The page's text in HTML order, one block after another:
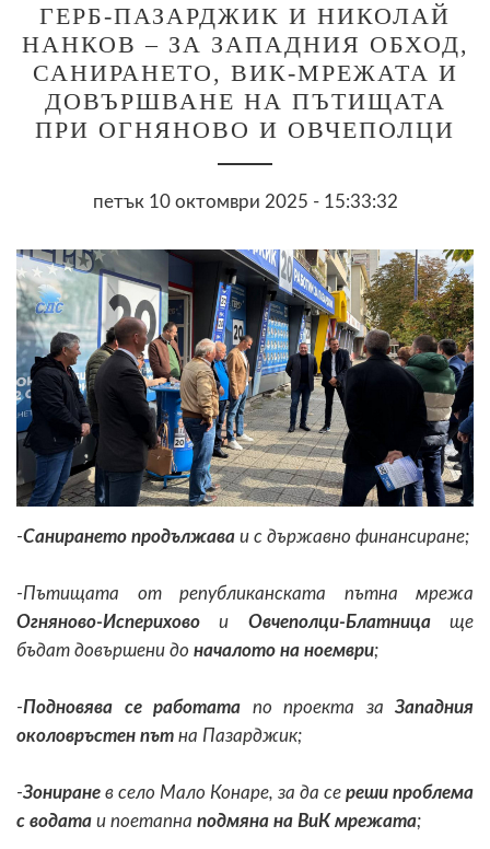
ГЕРБ-ПАЗАРДЖИК И НИКОЛАЙ
НАНКОВ – ЗА ЗАПАДНИЯ ОБХОД,
САНИРАНЕТО, ВИК-МРЕЖАТА И
ДОВЪРШВАНЕ НА ПЪТИЩАТА
ПРИ ОГНЯНОВО И ОВЧЕПОЛЦИ
петък 10 октомври 2025 - 15:33:32
-Санирането продължава и с държавно финансиране;
-Пътищата от републиканската пътна мрежа
Огняново-Исперихово и Овчеполци-Блатницаще
бъдат довършени до началото на ноември;
-Подновява се работата по проекта за Западния
околовръстен път на Пазарджик;
-Зониране в село Мало Конаре, за да се реши проблема
с водата и поетапна подмяна на ВиК мрежата;